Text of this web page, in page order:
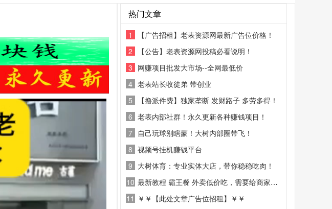
热门文章
1
【广告招租】老表资源网最新广告位价格！
2
【公告】老表资源网投稿必看说明！
3 网赚项目批发大市场--全网最低价
4 老表站长收徒弟 带创业
5
【撸派件费】独家垄断 发财路子 多劳多得！
6 老表内部社群！永久更新各种赚钱项目！
7 自己玩球别瞎蒙！大树内部圈带飞！
8 视频号挂机赚钱平台
9 大树体育：专业实体大店，带你稳稳吃肉！
10 最新教程 霸王餐 外卖低价吃，需要给商家好评
11 ￥￥【此处文章广告位招租】￥￥